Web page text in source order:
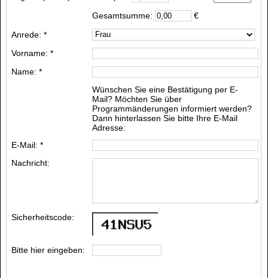
Gesamtsumme:
€
Anrede: *
Vorname: *
Name: *
Wünschen Sie eine Bestätigung per E-
Mail? Möchten Sie über
Programmänderungen informiert werden?
Dann hinterlassen Sie bitte Ihre E-Mail
Adresse:
E-Mail: *
Nachricht:
Sicherheitscode:
Bitte hier eingeben: